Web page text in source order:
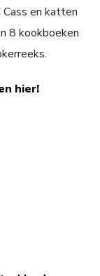
en katten
8 kookboeken
hier!